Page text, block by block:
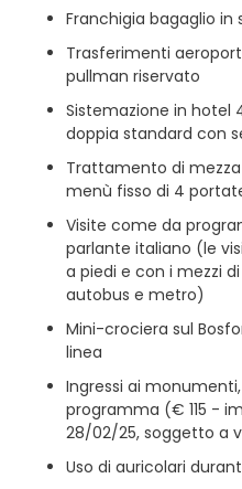
Franchigia bagaglio in
Trasferimenti
pullman riservato
Sistemazione in hotel
doppia standard con
Trattamento di
menù fisso di 4
Visite come da
parlante italiano (le
a piedi e con i mezzi
autobus e metro)
Mini-crociera sul
linea
Ingressi ai
programma (€ 115 -
28/02/25, soggetto a
Uso di auricolari